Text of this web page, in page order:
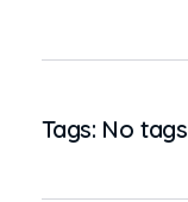
Tags: No tags